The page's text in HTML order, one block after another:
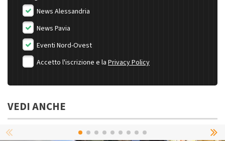
News Alessandria
News Pavia
Eventi Nord-Ovest
Accetto l'iscrizione e la Privacy Policy
VEDI ANCHE